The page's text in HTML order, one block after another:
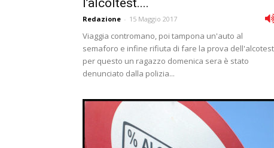
l’alcoltest....
Redazione - 15 Maggio 2017
Viaggia contromano, poi tampona un'auto al
semaforo e infine rifiuta di fare la prova
per questo un ragazzo domenica sera è stato
denunciato dalla polizia...